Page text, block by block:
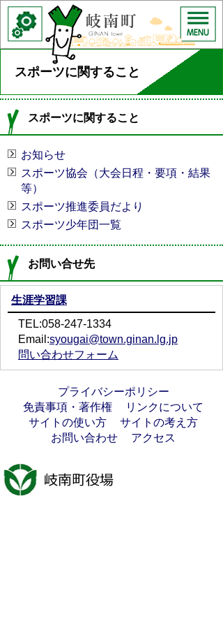
スポーツに関すること
スポーツに関すること
お知らせ
スポーツ協会（大会日程・要項・結果
等）
スポーツ推進委員だより
スポーツ少年団一覧
お問い合せ先
生涯学習課
TEL:058-247-1334
Email:syougai@town.ginan.lg.jp
問い合わせフォーム
プライバシーポリシー
免責事項・著作権
リンクについて
サイトの使い方
サイトの考え方
お問い合わせ
アクセス